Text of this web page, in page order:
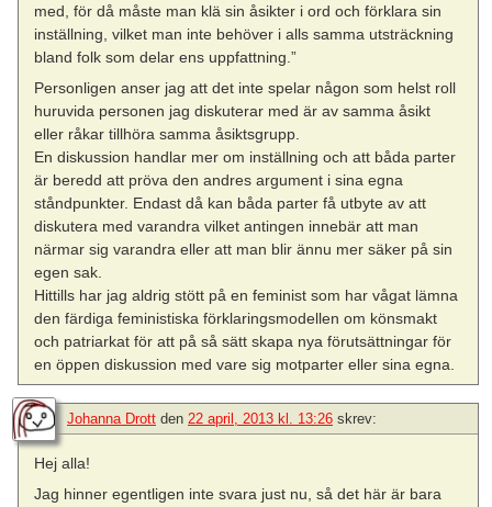
med, för då måste man klä sin åsikter i ord och förklara sin
inställning, vilket man inte behöver i alls samma utsträckning
bland folk som delar ens uppfattning.”
Personligen anser jag att det inte spelar någon som helst roll
huruvida personen jag diskuterar med är av samma åsikt
eller råkar tillhöra samma åsiktsgrupp.
En diskussion handlar mer om inställning och att båda parter
är beredd att pröva den andres argument i sina egna
ståndpunkter. Endast då kan båda parter få utbyte av att
diskutera med varandra vilket antingen innebär att man
närmar sig varandra eller att man blir ännu mer säker på sin
egen sak.
Hittills har jag aldrig stött på en feminist som har vågat lämna
den färdiga feministiska förklaringsmodellen om könsmakt
och patriarkat för att på så sätt skapa nya förutsättningar för
en öppen diskussion med vare sig motparter eller sina egna.
Johanna Drott den 22 april, 2013 kl. 13:26 skrev:
Hej alla!
Jag hinner egentligen inte svara just nu, så det här är bara